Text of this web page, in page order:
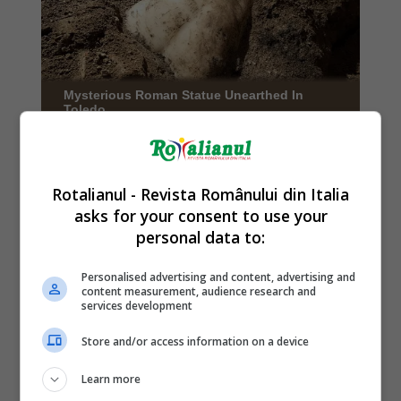
Rotalianul - Revista Românului din Italia
asks for your consent to use your
personal data to:
Personalised advertising and content, advertising and
content measurement, audience research and
services development
Store and/or access information on a device
Learn more